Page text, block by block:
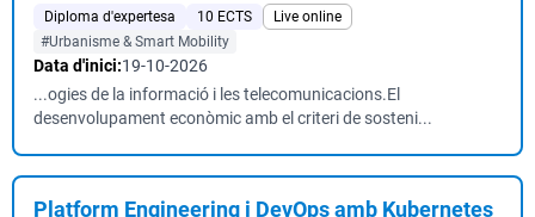
Diploma d'expertesa 10 ECTS
Live online
#Urbanisme & Smart Mobility
Data d'inici:19-10-2026
...ogies de la informació i les telecomunicacions.El
desenvolupament econòmic amb el criteri de sosteni...
Platform Engineering i DevOps amb Kubernetes